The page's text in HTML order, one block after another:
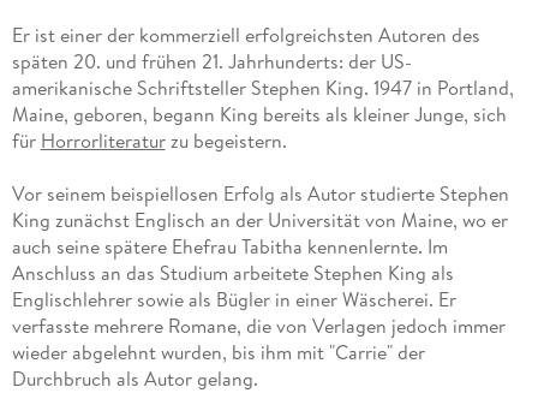
Er ist einer der kommerziell erfolgreichsten Autoren des
späten 20. und frühen 21. Jahrhunderts: der US-
amerikanische Schriftsteller Stephen King. 1947 in Portland,
Maine, geboren, begann King bereits als kleiner Junge, sich
für Horrorliteraturzu begeistern.
Vor seinem beispiellosen Erfolg als Autor studierte Stephen
King zunächst Englisch an der Universität von Maine, wo er
auch seine spätere Ehefrau Tabitha kennenlernte. Im
Anschluss an das Studium arbeitete Stephen King als
Englischlehrer sowie als Bügler in einer Wäscherei. Er
verfasste mehrere Romane, die von Verlagen jedoch immer
wieder abgelehnt wurden, bis ihm mit "Carrie" der
Durchbruch als Autor gelang.